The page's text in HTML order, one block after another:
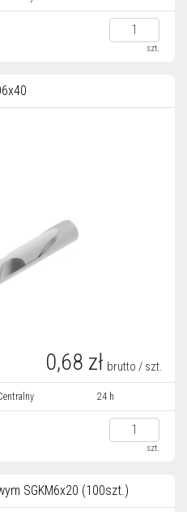
szt.
0,68 zł brutto / szt.
24 h
szt.
SGKM6x20 (100szt.)